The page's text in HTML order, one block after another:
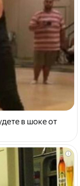
в шоке от
i